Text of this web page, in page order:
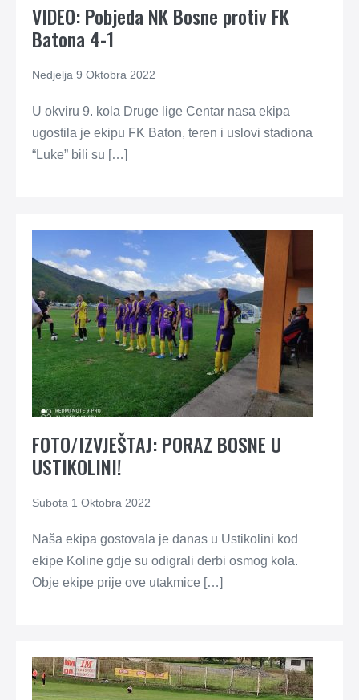
VIDEO: Pobjeda NK Bosne protiv FK
Batona 4-1
Nedjelja 9 Oktobra 2022
U okviru 9. kola Druge lige Centar nasa ekipa
ugostila je ekipu FK Baton, teren i uslovi stadiona
“Luke” bili su […]
FOTO/IZVJEŠTAJ: PORAZ BOSNE U
USTIKOLINI!
Subota 1 Oktobra 2022
Naša ekipa gostovala je danas u Ustikolini kod
ekipe Koline gdje su odigrali derbi osmog kola.
Obje ekipe prije ove utakmice […]